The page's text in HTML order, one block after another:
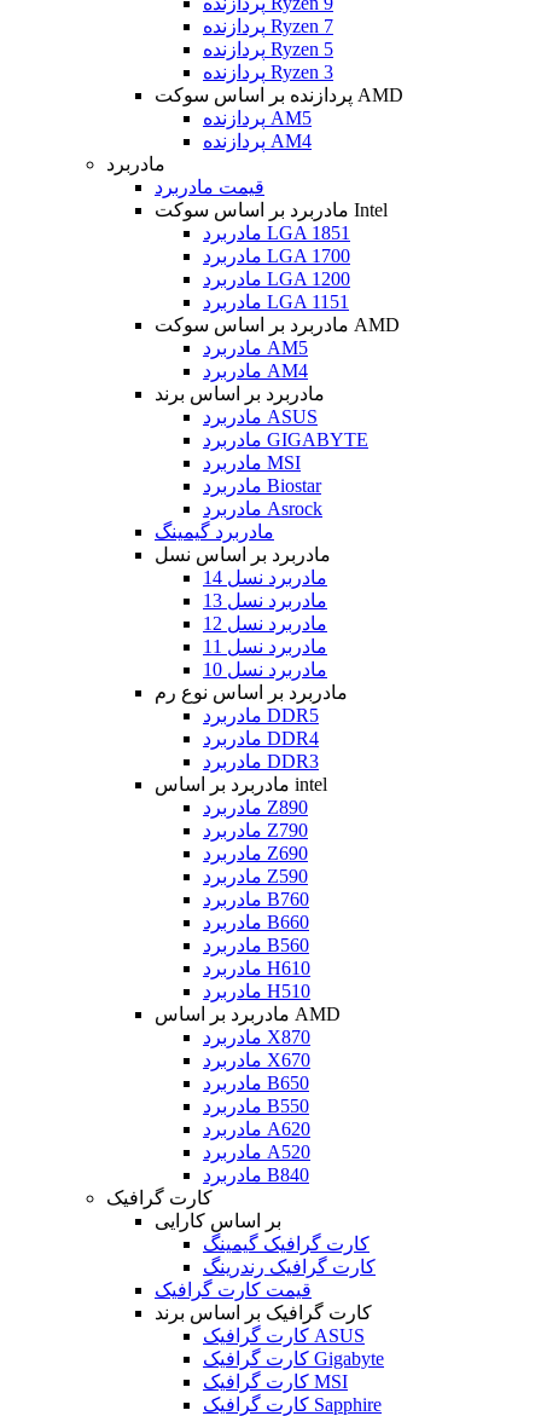
پردازنده Ryzen 7
پردازنده Ryzen 5
پردازنده Ryzen 3
پردازنده بر اساس سوکت AMD
پردازنده AM5
پردازنده AM4
مادربرد
قیمت مادربرد
مادربرد بر اساس سوکت Intel
مادربرد LGA 1851
مادربرد LGA 1700
مادربرد LGA 1200
مادربرد LGA 1151
مادربرد بر اساس سوکت AMD
مادربرد AM5
مادربرد AM4
مادربرد بر اساس برند
مادربرد ASUS
مادربرد GIGABYTE
مادربرد MSI
مادربرد Biostar
مادربرد Asrock
مادربرد گیمینگ
مادربرد بر اساس نسل
مادربرد نسل 14
مادربرد نسل 13
مادربرد نسل 12
مادربرد نسل 11
مادربرد نسل 10
مادربرد بر اساس نوع رم
مادربرد DDR5
مادربرد DDR4
مادربرد DDR3
مادربرد بر اساس intel
مادربرد Z890
مادربرد Z790
مادربرد Z690
مادربرد Z590
مادربرد B760
مادربرد B660
مادربرد B560
مادربرد H610
مادربرد H510
مادربرد بر اساس AMD
مادربرد X870
مادربرد X670
مادربرد B650
مادربرد B550
مادربرد A620
مادربرد A520
مادربرد B840
کارت گرافیک
بر اساس کارایی
کارت گرافیک گیمینگ
کارت گرافیک رندرینگ
قیمت کارت گرافیک
کارت گرافیک بر اساس برند
کارت گرافیک ASUS
کارت گرافیک Gigabyte
کارت گرافیک MSI
کارت گرافیک Sapphire